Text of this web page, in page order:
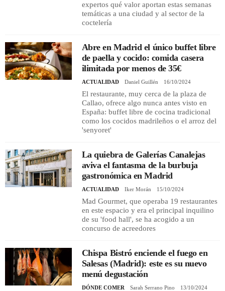
expertos qué valor aportan estas semanas
temáticas a una ciudad y al sector de la
coctelería
Abre en Madrid el único buffet libre
de paella y cocido: comida casera
ilimitada por menos de 35€
ACTUALIDAD Daniel Guillén 16/10/2024
El restaurante, muy cerca de la plaza de
Callao, ofrece algo nunca antes visto en
España: buffet libre de cocina tradicional
como los cocidos madrileños o el arroz del
'senyoret'
La quiebra de Galerías Canalejas
aviva el fantasma de la burbuja
gastronómica en Madrid
ACTUALIDAD Iker Morán 15/10/2024
Mad Gourmet, que operaba 19 restaurantes
en este espacio y era el principal inquilino
de su 'food hall', se ha acogido a un
concurso de acreedores
Chispa Bistró enciende el fuego en
Salesas (Madrid): este es su nuevo
menú degustación
DÓNDE COMER Sarah Serrano Pino 13/10/2024